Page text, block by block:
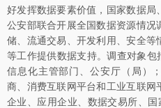
好发挥数据要素价值，国家数据局
公安部联合开展全国数据资源情
储、流通交易、开发利用、安全
等工作提供数据支持。调查对象
信息化主管部门、公安厅（局）
商、消费互联网平台和工业互联
企业、应用企业、数据交易所、